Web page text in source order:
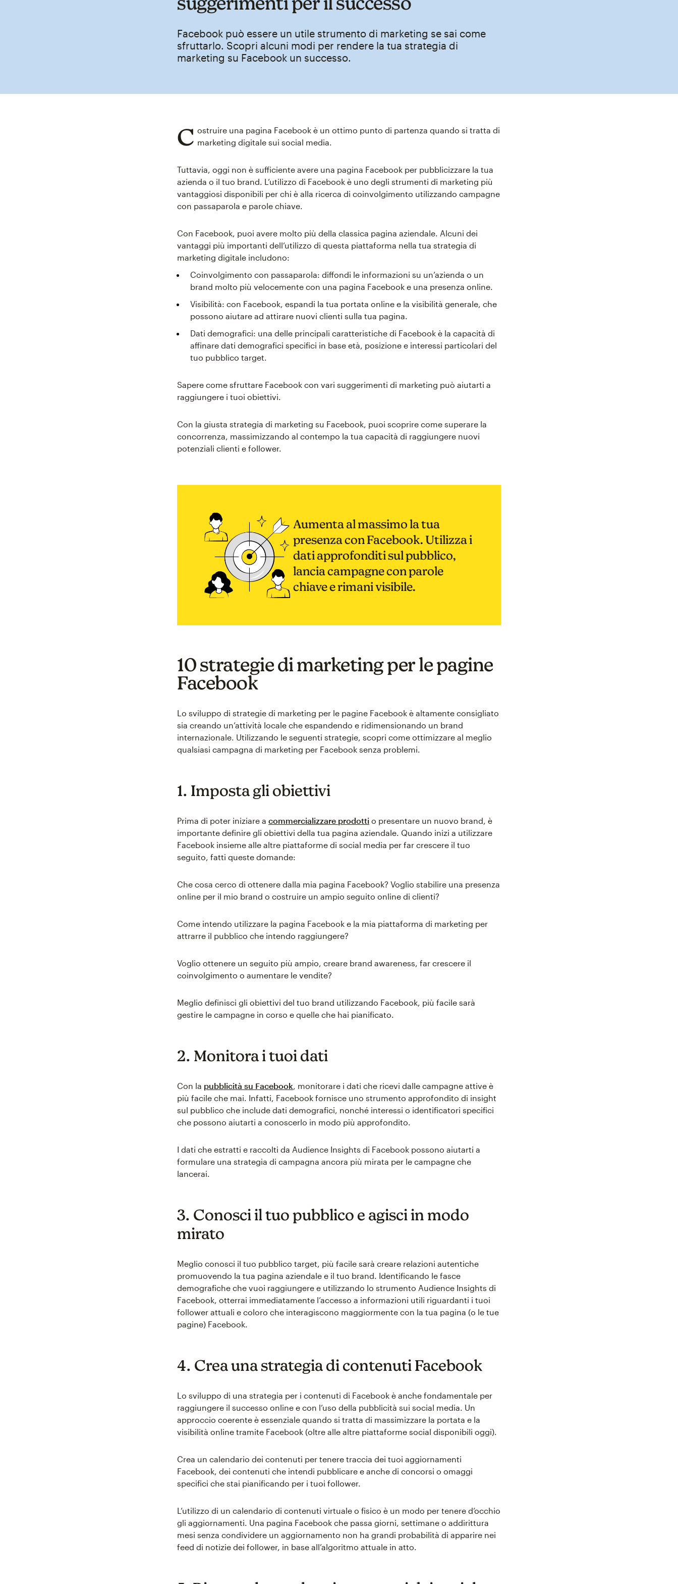
Facebook può essere un utile strumento di marketing se sai come
sfruttarlo. Scopri alcuni modi per rendere la tua strategia di
marketing su Facebook un successo.
C ostruire una pagina Facebook è un ottimo punto di partenza quando si tratta di
marketing digitale sui social media.
Tuttavia, oggi non è sufficiente avere una pagina Facebook per pubblicizzare la tua
azienda o il tuo brand. L’utilizzo di Facebook è uno degli strumenti di marketing più
vantaggiosi disponibili per chi è alla ricerca di coinvolgimento utilizzando campagne
con passaparola e parole chiave.
Con Facebook, puoi avere molto più della classica pagina aziendale. Alcuni dei
vantaggi più importanti dell’utilizzo di questa piattaforma nella tua strategia di
marketing digitale includono:
Coinvolgimento con passaparola: diffondi le informazioni su un’azienda o un
brand molto più velocemente con una pagina Facebook e una presenza online.
Visibilità: con Facebook, espandi la tua portata online e la visibilità generale, che
possono aiutare ad attirare nuovi clienti sulla tua pagina.
Dati demografici: una delle principali caratteristiche di Facebook è la capacità di
affinare dati demografici specifici in base età, posizione e interessi particolari del
tuo pubblico target.
Sapere come sfruttare Facebook con vari suggerimenti di marketing può aiutarti a
raggiungere i tuoi obiettivi.
Con la giusta strategia di marketing su Facebook, puoi scoprire come superare la
concorrenza, massimizzando al contempo la tua capacità di raggiungere nuovi
potenziali clienti e follower.
Aumenta al massimo la tua
presenza con Facebook. Utilizza i
dati approfonditi sul pubblico,
lancia campagne con parole
chiave e rimani visibile.
10 strategie di marketing per le pagine
Facebook
Lo sviluppo di strategie di marketing per le pagine Facebook è altamente consigliato
sia creando un’attività locale che espandendo e ridimensionando un brand
internazionale. Utilizzando le seguenti strategie, scopri come ottimizzare al meglio
qualsiasi campagna di marketing per Facebook senza problemi.
1. Imposta gli obiettivi
Prima di poter iniziare a commercializzare prodotti o presentare un nuovo brand, è
importante definire gli obiettivi della tua pagina aziendale. Quando inizi a utilizzare
Facebook insieme alle altre piattaforme di social media per far crescere il tuo
seguito, fatti queste domande:
Che cosa cerco di ottenere dalla mia pagina Facebook? Voglio stabilire una presenza
online per il mio brand o costruire un ampio seguito online di clienti?
Come intendo utilizzare la pagina Facebook e la mia piattaforma di marketing per
attrarre il pubblico che intendo raggiungere?
Voglio ottenere un seguito più ampio, creare brand awareness, far crescere il
coinvolgimento o aumentare le vendite?
Meglio definisci gli obiettivi del tuo brand utilizzando Facebook, più facile sarà
gestire le campagne in corso e quelle che hai pianificato.
2. Monitora i tuoi dati
Con la pubblicità su Facebook, monitorare i dati che ricevi dalle campagne attive è
più facile che mai. Infatti, Facebook fornisce uno strumento approfondito di insight
sul pubblico che include dati demografici, nonché interessi o identificatori specifici
che possono aiutarti a conoscerlo in modo più approfondito.
I dati che estratti e raccolti da Audience Insights di Facebook possono aiutarti a
formulare una strategia di campagna ancora più mirata per le campagne che
lancerai.
3. Conosci il tuo pubblico e agisci in modo
mirato
Meglio conosci il tuo pubblico target, più facile sarà creare relazioni autentiche
promuovendo la tua pagina aziendale e il tuo brand. Identificando le fasce
demografiche che vuoi raggiungere e utilizzando lo strumento Audience Insights di
Facebook, otterrai immediatamente l’accesso a informazioni utili riguardanti i tuoi
follower attuali e coloro che interagiscono maggiormente con la tua pagina (o le tue
pagine) Facebook.
4. Crea una strategia di contenuti Facebook
Lo sviluppo di una strategia per i contenuti di Facebook è anche fondamentale per
raggiungere il successo online e con l’uso della pubblicità sui social media. Un
approccio coerente è essenziale quando si tratta di massimizzare la portata e la
visibilità online tramite Facebook (oltre alle altre piattaforme social disponibili oggi).
Crea un calendario dei contenuti per tenere traccia dei tuoi aggiornamenti
Facebook, dei contenuti che intendi pubblicare e anche di concorsi o omaggi
specifici che stai pianificando per i tuoi follower.
L’utilizzo di un calendario di contenuti virtuale o fisico è un modo per tenere d’occhio
gli aggiornamenti. Una pagina Facebook che passa giorni, settimane o addirittura
mesi senza condividere un aggiornamento non ha grandi probabilità di apparire nei
feed di notizie dei follower, in base all’algoritmo attuale in atto.